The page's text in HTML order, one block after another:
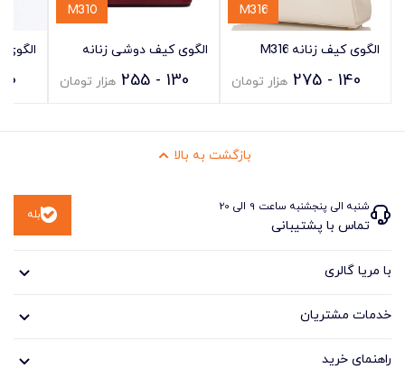
M316
الگوی کیف زنانه M316
140 - 275 هزار تومان
M310
الگوی کیف دوشی زنانه
130 - 255 هزار تومان
الگوی
- 235
بازگشت به بالا
شنبه الی پنجشنبه ساعت 9 الی 20
تماس با پشتیبانی
بله
با مریا گالری
خدمات مشتریان
راهنمای خرید